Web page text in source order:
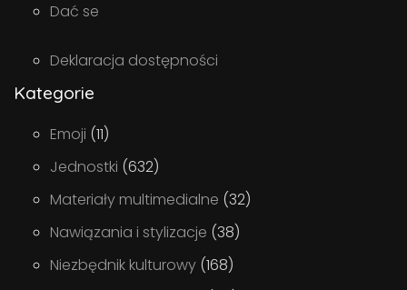
Dać se
Deklaracja dostępności
Kategorie
Emoji (11)
Jednostki (632)
Materiały multimedialne (32)
Nawiązania i stylizacje (38)
Niezbędnik kulturowy (168)